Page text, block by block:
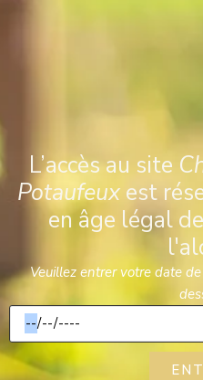
d'obtenir notre RIB). Dès
nous expédierons vos
BON DE COMMANDE
IMPRIMER LE BON
L’accès au site
Potaufeux est
en âge légal
Veuillez entrer votre date